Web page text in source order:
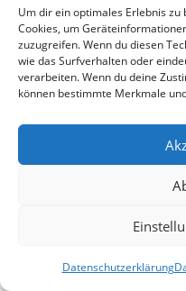
Um dir ein optimales Erlebnis
Cookies, um
zuzugreifen. Wenn du diesen
wie das Surfverhalten oder
verarbeiten. Wenn du deine
können bestimmte Merkmale
Datenschutzerklärung
Ein Laufhaus ist
der
gerufen hat, Quartiere